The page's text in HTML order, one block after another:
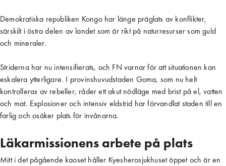
Demokratiska republiken Kongo har länge präglats av konflikter,
särskilt i östra delen av landet som är rikt på naturresurser som guld
och mineraler.
Striderna har nu intensifierats, och FN varnar för att situationen kan
eskalera ytterligare. I provinshuvudstaden Goma, som nu helt
kontrolleras av rebeller, råder ett akut nödläge med brist på el, vatten
och mat. Explosioner och intensiv eldstrid har förvandlat staden till en
farlig och osäker plats för invånarna.
Läkarmissionens arbete på plats
Mitt i det pågående kaoset håller Kyesherosjukhuset öppet och är en